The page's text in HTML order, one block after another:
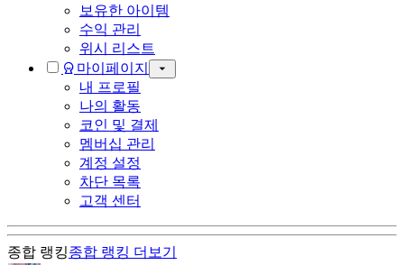
보유한 아이템
수익 관리
위시 리스트
마이페이지
내 프로필
나의 활동
코인 및 결제
멤버십 관리
계정 설정
차단 목록
고객 센터
종합 랭킹종합 랭킹 더보기